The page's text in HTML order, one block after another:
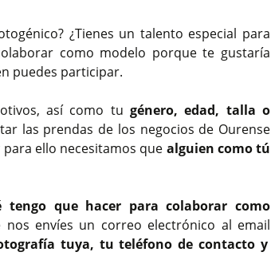
¿Tienes un talento especial para
como modelo porque te gustaría
puedes participar.
así como tugénero, edad, talla o
las prendas de los negocios de Ourense
ello necesitamos que alguien como tú
tengo que hacer para colaborar como
envíes un correo electrónico al email
tuya, tu teléfono de contacto y